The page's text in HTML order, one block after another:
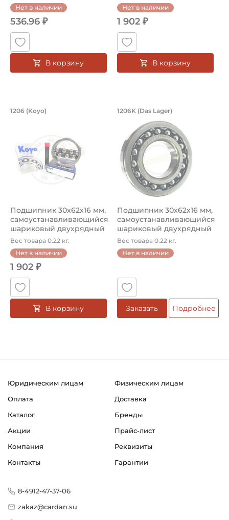
Нет в наличии
536.96 ₽
В корзину
Нет в наличии
1 902 ₽
В корзину
Подшипник 30х62х16 мм,
Подшипник шариковый двухрядный 1206 Koyo, на вал
1206 (Koyo)
Подшипник 30х62х16 мм,
самоустанавливающийся
шариковый двухрядный
на ва...
Вес товара 0.22 кг.
Нет в наличии
1 902 ₽
В корзину
Подшипник
Подшипник шариковый
1206K (Das Lager)
Подшипник 30х62х16 мм,
самоустанавливающийся
шариковый двухрядный
на ва...
Вес товара 0.22 кг.
Нет в наличии
Заказать Подробнее
Юридическим лицам
Физическим лицам
Оплата
Доставка
Каталог
Бренды
Акции
Прайс-лист
Компания
Реквизиты
Контакты
Гарантии
8-4912-47-37-06
zakaz@cardan.su